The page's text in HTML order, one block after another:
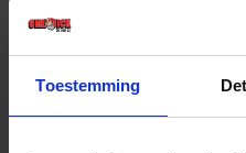
Toestemming
€ 11,81 incl. BTW
-